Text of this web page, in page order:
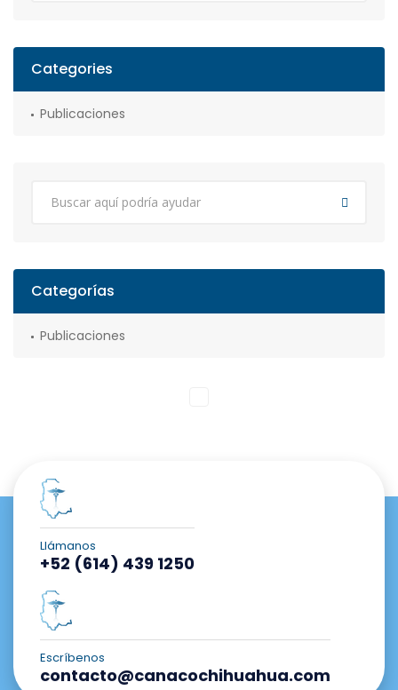
Categories
Publicaciones
Categorías
Publicaciones
Llámanos
+52 (614) 439 1250
Escríbenos
contacto@canacochihuahua.com